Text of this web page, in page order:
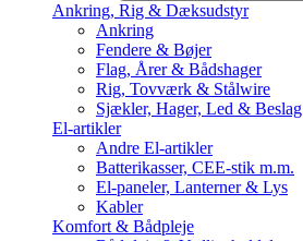
Ankring, Rig & Dæksudstyr
Ankring
Fendere & Bøjer
Flag, Årer & Bådshager
Rig, Tovværk & Stålwire
Sjækler, Hager, Led & Beslag
El-artikler
Andre El-artikler
Batterikasser, CEE-stik m.m.
El-paneler, Lanterner & Lys
Kabler
Komfort & Bådpleje